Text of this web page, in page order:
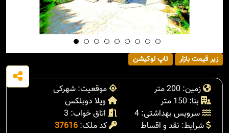
زیر قیمت بازار تاپ لوکیشن
زمین: 200 متر
موقعیت: شهرکی
بنا: 150 متر
ویلا دوبلکس
سرویس بهداشتی: 4
اتاق خواب: 3
شرایط: نقد و اقساط
کد ملک: 37616